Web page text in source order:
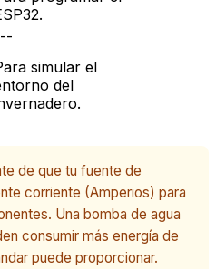
simular el
del
de que tu fuente de
corriente (Amperios) para
Una bomba de agua
consumir más energía de
puede proporcionar.